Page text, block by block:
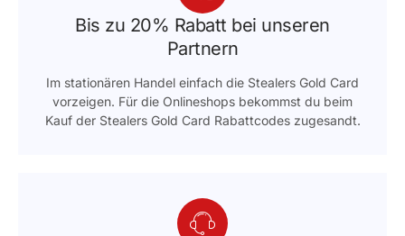
Bis zu 20% Rabatt bei unseren
Partnern
Im stationären Handel einfach die Stealers Gold Card
vorzeigen. Für die Onlineshops bekommst du beim
Kauf der Stealers Gold Card Rabattcodes zugesandt.